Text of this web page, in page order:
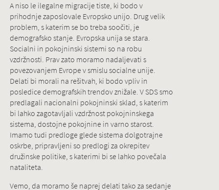
A niso le ilegalne migracije tiste, ki bodo v
prihodnje zaposlovale Evropsko unijo. Drug velik
problem, s katerim se bo treba soočiti, je
demografsko stanje. Evropska unija se stara.
Socialni in pokojninski sistemi so na robu
vzdržnosti. Prav zato moramo nadaljevati s
povezovanjem Evrope v smislu socialne unije.
Delati bi morali na rešitvah, ki bodo vpliv in
posledice demografskih trendov znižale. V SDS smo
predlagali nacionalni pokojninski sklad, s katerim
bi lahko zagotavljali vzdržnost pokojninskega
sistema, dostojne pokojnine in varno starost.
Imamo tudi predloge glede sistema dolgotrajne
oskrbe, pripravljeni so predlogi za okrepitev
družinske politike, s katerimi bi se lahko povečala
nataliteta.
Vemo, da moramo še naprej delati tako za sedanje